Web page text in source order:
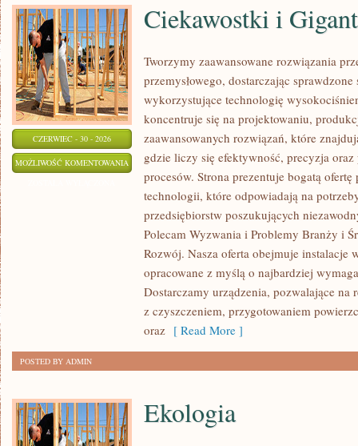
CZERWIEC - 30 - 2026
MOŻLIWOŚĆ KOMENTOWANIA CIEKAWOSTKI
GIGANTY
ŚWIATA
Ciekawostki i
Tworzymy zaawansowane rozwiązania
przemysłowego, dostarczając
wykorzystujące technologię
koncentruje się na projektowaniu,
zaawansowanych rozwiązań, które
gdzie liczy się efektywność, precyzja
procesów. Strona prezentuje bogatą ofertę
technologii, które odpowiadają na
przedsiębiorstw poszukujących
Polecam Wyzwania i Problemy Branży i
Rozwój. Nasza oferta obejmuje instalacje
opracowane z myślą o najbardziej
Dostarczamy urządzenia, pozwalające na
z czyszczeniem, przygotowaniem
oraz [ Read More ]
POSTED BY ADMIN
Ekologia